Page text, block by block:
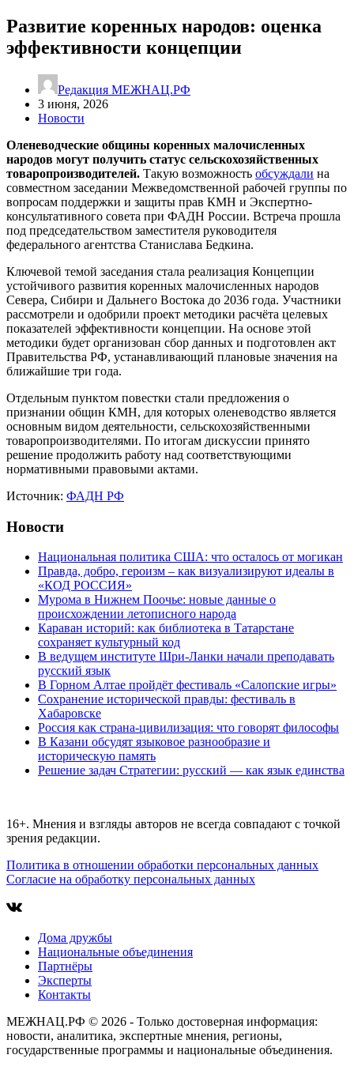
Развитие коренных народов: оценка
эффективности концепции
Редакция МЕЖНАЦ.РФ
3 июня, 2026
Новости
Оленеводческие общины коренных малочисленных
народов могут получить статус сельскохозяйственных
товаропроизводителей. Такую возможность обсуждали на
совместном заседании Межведомственной рабочей группы по
вопросам поддержки и защиты прав КМН и Экспертно-
консультативного совета при ФАДН России. Встреча прошла
под председательством заместителя руководителя
федерального агентства Станислава Бедкина.
Ключевой темой заседания стала реализация Концепции
устойчивого развития коренных малочисленных народов
Севера, Сибири и Дальнего Востока до 2036 года. Участники
рассмотрели и одобрили проект методики расчёта целевых
показателей эффективности концепции. На основе этой
методики будет организован сбор данных и подготовлен акт
Правительства РФ, устанавливающий плановые значения на
ближайшие три года.
Отдельным пунктом повестки стали предложения о
признании общин КМН, для которых оленеводство является
основным видом деятельности, сельскохозяйственными
товаропроизводителями. По итогам дискуссии принято
решение продолжить работу над соответствующими
нормативными правовыми актами.
Источник: ФАДН РФ
Новости
Национальная политика США: что осталось от могикан
Правда, добро, героизм – как визуализируют идеалы в
«КОД РОССИЯ»
Мурома в Нижнем Поочье: новые данные о
происхождении летописного народа
Караван историй: как библиотека в Татарстане
сохраняет культурный код
В ведущем институте Шри-Ланки начали преподавать
русский язык
В Горном Алтае пройдёт фестиваль «Салопские игры»
Сохранение исторической правды: фестиваль в
Хабаровске
Россия как страна-цивилизация: что говорят философы
В Казани обсудят языковое разнообразие и
историческую память
Решение задач Стратегии: русский — как язык единства
16+. Мнения и взгляды авторов не всегда совпадают с точкой
зрения редакции.
Политика в отношении обработки персональных данных
Согласие на обработку персональных данных
Дома дружбы
Национальные объединения
Партнёры
Эксперты
Контакты
МЕЖНАЦ.РФ © 2026 - Только достоверная информация:
новости, аналитика, экспертные мнения, регионы,
государственные программы и национальные объединения.